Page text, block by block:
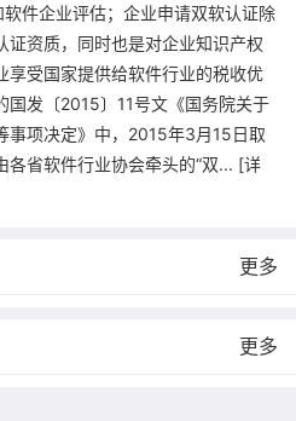
件企业评估；企业申请双软认证除
证资质，同时也是对企业知识产权
享受国家提供给软件行业的税收优
国发〔2015〕11号文《国务院关于
事项决定》中，2015年3月15日取
各省软件行业协会牵头的“双... [详
更多
更多